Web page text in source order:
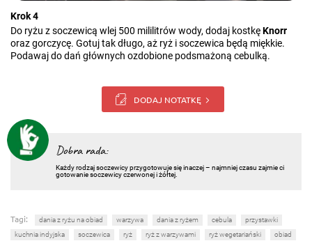
Krok 4
Do ryżu z soczewicą wlej 500 mililitrów wody, dodaj kostkęKnorr
oraz gorczycę. Gotuj tak długo, aż ryż i soczewica będą miękkie.
Podawaj do dań głównych ozdobione podsmażoną cebulką.
DODAJ NOTATKĘ
Dobra rada:
Każdy rodzaj soczewicy przygotowuje się inaczej – najmniej czasu zajmie ci
gotowanie soczewicy czerwonej i żółtej.
Tagi: dania z ryżu na obiad warzywa dania z ryżem cebula
przystawki
kuchnia indyjska
soczewica ryż ryż z warzywami ryż wegetariański
obiad